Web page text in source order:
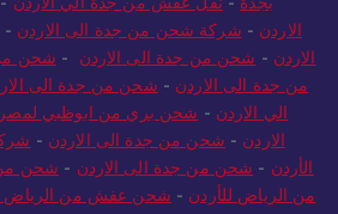
الاردن - شركة شحن من جدة الى الاردن -
الاردن - شحن من جدة الى الاردن - شحن من
من جدة الى الاردن - شحن من جدة الى
الي الاردن - شحن بري من ابوظبي لمصر
الاردن - شحن من جدة الى الاردن -
الأردن - شحن من جدة الى الاردن - شحن من
من الرياض للأردن - شحن عفش من الرياض